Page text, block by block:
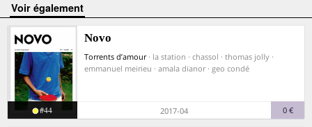
voir également
Novo
Torrents d’amour · la station · chassol · thomas jolly ·
emmanuel meirieu · amala dianor · geo condé
#44 2017-04 0 €